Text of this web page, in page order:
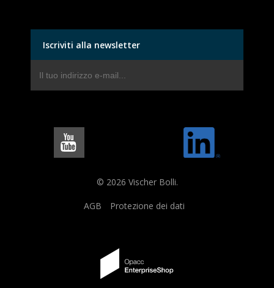
Iscriviti alla newsletter
© 2026 Vischer Bolli.
AGB Protezione dei dati